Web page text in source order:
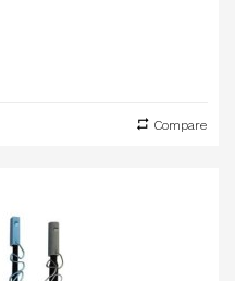
Compare